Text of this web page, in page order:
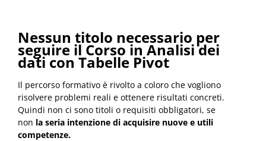
Nessun titolo necessario per
seguire il Corso in Analisi dei
dati con Tabelle Pivot
Il percorso formativo è rivolto a coloro che vogliono
risolvere problemi reali e ottenere risultati concreti.
Quindi non ci sono titoli o requisiti obbligatori, se
non la seria intenzione di acquisire nuove e utili
competenze.